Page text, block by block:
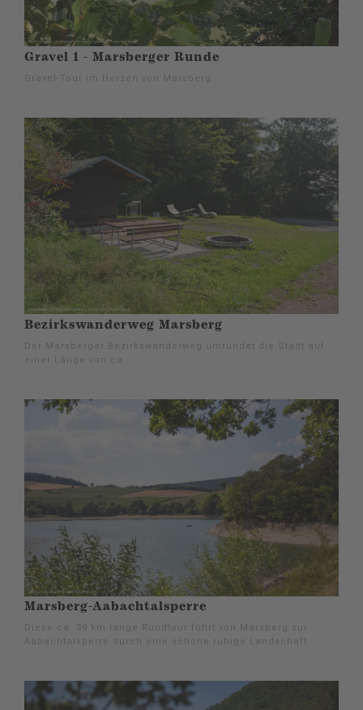
Gravel 1 - Marsberger Runde
Gravel-Tour im Herzen von Marsberg
Bezirkswanderweg Marsberg
Der Marsberger Bezirkswanderweg umrundet die Stadt auf
einer Länge von ca.
Marsberg-Aabachtalsperre
Diese ca. 39 km lange Rundtour führt von Marsberg zur
Aabachtalsperre durch eine schöne ruhige Landschaft.